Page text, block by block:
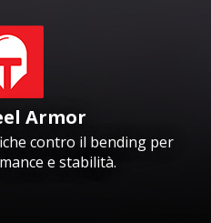
Armor
contro il bending per
e stabilità.